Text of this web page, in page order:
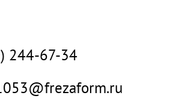
244-67-34